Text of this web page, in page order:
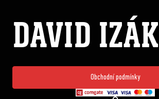
DAVID IZÁK
Obchodní podmínky